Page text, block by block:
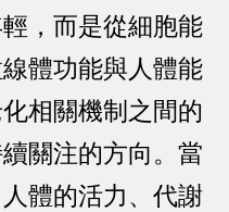
，而是從細胞能
體功能與人體能
相關機制之間的
關注的方向。當
體的活力、代謝